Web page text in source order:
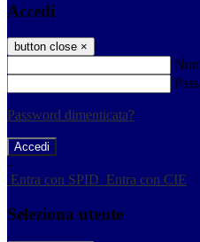
Accedi
button close ×
Password dimenticata?
-
Entra con SPID Entra con CIE
Seleziona utente